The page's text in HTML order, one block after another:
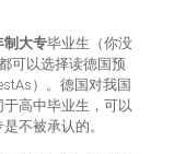
制大专毕业生（你没
可以选择读德国预
）。德国对我国
高中毕业生，可以
不被承认的。